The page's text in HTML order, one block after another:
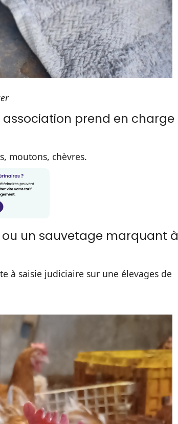
prend en charge
moutons, chèvres.
un sauvetage marquant à
à saisie judiciaire sur une élevages de